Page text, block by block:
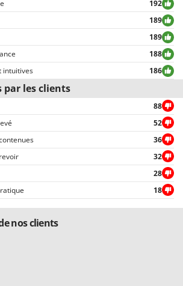
Oui
pour mélange Non
Oui
qu’ils soient positifs ou négatifs, peuvent être
nos visiteurs, grâce également aux filtres qui
rapide, comme par exemple celui permettant de
et négatifs.
192
189
189
188
intuitives
186
par les clients
88
52
36
32
28
18
nos clients